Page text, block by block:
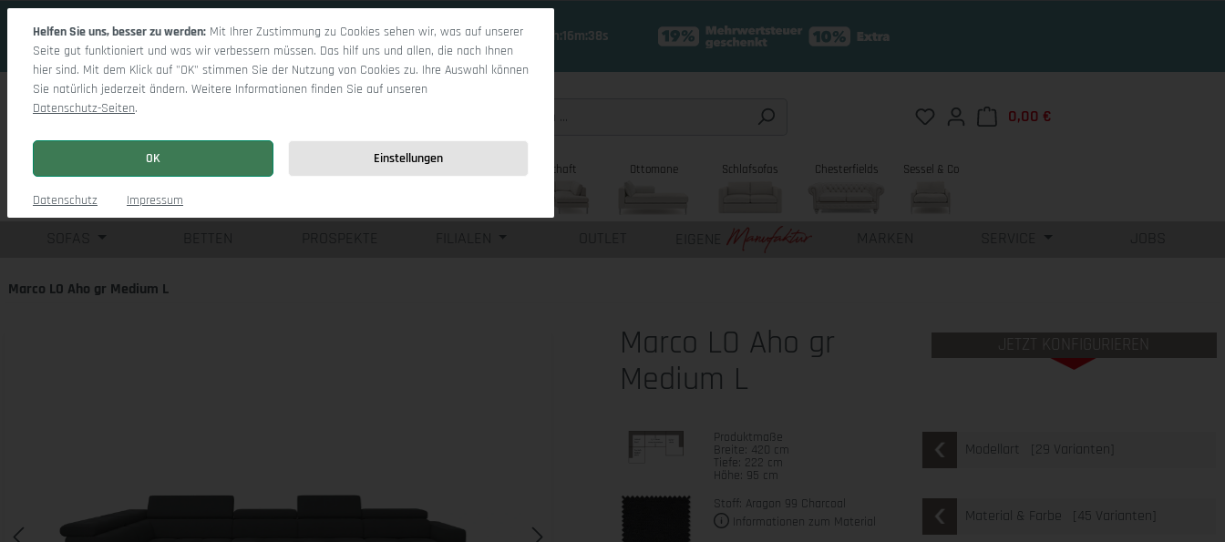
18 Tage 8h:16m:37s
Du hast 0 Produkte auf dem Merkzettel
0,00 €
Wohnlandschaft Ottomane Schlafsofas Chesterfields Sessel & Co
BETTEN PROSPEKTE FILIALEN OUTLET EIGENE MARKEN SERVICE JOBS
Marco LO Aho gr Medium L
Marco LO Aho gr
Medium L
JETZT KONFIGURIEREN
Produktmaße
Breite: 420 cm
Tiefe: 222 cm
Höhe: 95 cm
Modellart [29 Varianten]
Stoff: Aragon 99 Charcoal
Informationen zum Material
Material & Farbe [45 Varianten]
Helfen Sie uns, besser zu werden: Mit Ihrer Zustimmung zu Cookies sehen wir, was auf unserer
Seite gut funktioniert und was wir verbessern müssen. Das hilf uns und allen, die nach Ihnen
hier sind. Mit dem Klick auf "OK" stimmen Sie der Nutzung von Cookies zu. Ihre Auswahl können
Sie natürlich jederzeit ändern. Weitere Informationen finden Sie auf unseren
Datenschutz-Seiten.
OK Einstellungen
Datenschutz Impressum